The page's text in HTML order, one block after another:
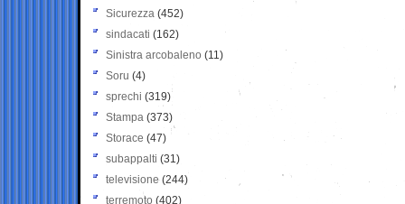
Sicurezza (452)
sindacati (162)
Sinistra arcobaleno (11)
Soru (4)
sprechi (319)
Stampa (373)
Storace (47)
subappalti (31)
televisione(244)
terremoto (402)